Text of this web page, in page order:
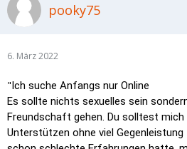
pooky75
6. März 2022
"Ich suche Anfangs nur Online
Es sollte nichts sexuelles sein
Freundschaft gehen. Du solltest mich
Unterstützen ohne viel Gegenleistung